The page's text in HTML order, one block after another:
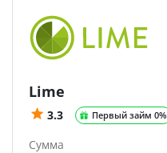
Lime
3.3 Первый займ 0%
Сумма